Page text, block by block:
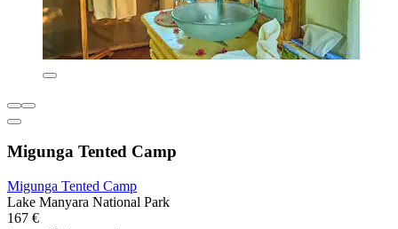
Migunga Tented Camp
Migunga Tented Camp
Lake Manyara National Park
167 €